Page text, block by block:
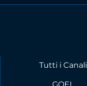
Tutti i Canali